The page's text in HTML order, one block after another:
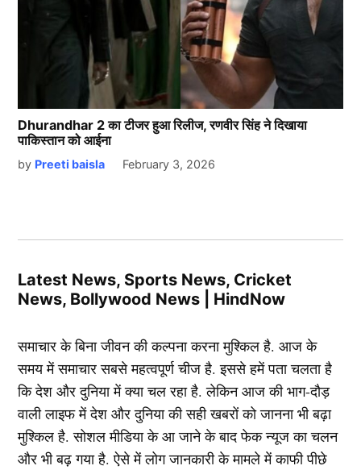
Dhurandhar 2 का टीजर हुआ रिलीज, रणवीर सिंह ने दिखाया
पाकिस्तान को आईना
by Preeti baisla February 3, 2026
Latest News, Sports News, Cricket
News, Bollywood News | HindNow
समाचार के बिना जीवन की कल्पना करना मुश्किल है. आज के
समय में समाचार सबसे महत्वपूर्ण चीज है. इससे हमें पता चलता है
कि देश और दुनिया में क्या चल रहा है. लेकिन आज की भाग-दौड़
वाली लाइफ में देश और दुनिया की सही खबरों को जानना भी बढ़ा
मुश्किल है. सोशल मीडिया के आ जाने के बाद फेक न्यूज का चलन
और भी बढ़ गया है. ऐसे में लोग जानकारी के मामले में काफी पीछे